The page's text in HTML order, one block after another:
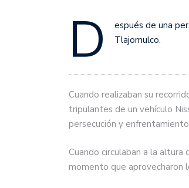
D
espués de una
Tlajomulco.
Cuando realizaban su
tripulantes de un vehículo
persecución y
Cuando circulaban a la
momento que aprovecharon